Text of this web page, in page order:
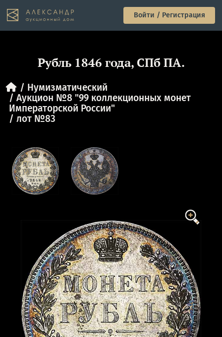
Войти / Регистрация
Рубль 1846 года, СПб ПА.
Нумизматический
Аукцион №8 "99 коллекционных монет
Императорской России"
лот №83